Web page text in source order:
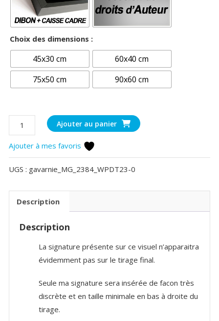
Choix des dimensions :
45x30 cm
60x40 cm
75x50 cm
90x60 cm
quantité
de
Couleurs
d'automne
à
Ajouter au panier
Ajouter à mes favoris
UGS : gavarnie_MG_2384_WPDT23-0
Description
Description
La signature présente sur ce visuel n’apparaitra
évidemment pas sur le tirage final.
Seule ma signature sera insérée de facon très
discrète et en taille minimale en bas à droite du
tirage.